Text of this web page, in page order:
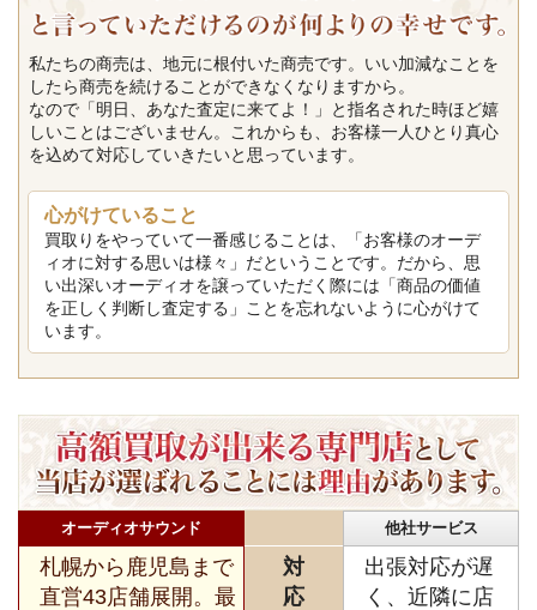
私たちの商売は、地元に根付いた商売です。いい加減なことを
したら商売を続けることができなくなりますから。
なので「明日、あなた査定に来てよ！」と指名された時ほど嬉
しいことはございません。これからも、お客様一人ひとり真心
を込めて対応していきたいと思っています。
心がけていること
買取りをやっていて一番感じることは、「お客様のオーデ
ィオに対する思いは様々」だということです。だから、思
い出深いオーディオを譲っていただく際には「商品の価値
を正しく判断し査定する」ことを忘れないように心がけて
います。
オーディオサウンド 他社サービス
札幌から鹿児島まで
直営43店舗展開。最
対
応
出張対応が遅
く、近隣に店